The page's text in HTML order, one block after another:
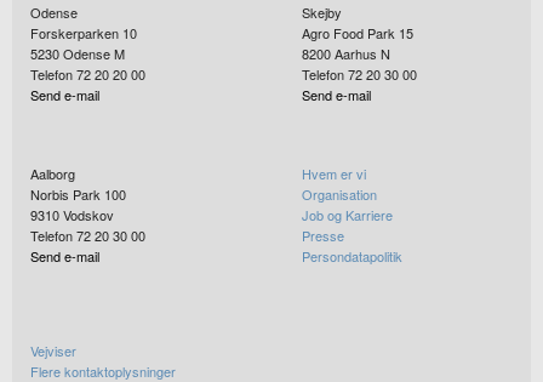
Odense
Forskerparken 10
5230Odense M
Telefon 72 20 20 00
Send e-mail
Skejby
Agro Food Park 15
8200Aarhus N
Telefon 72 20 30 00
Send e-mail
Aalborg
Norbis Park 100
9310Vodskov
Telefon 72 20 30 00
Send e-mail
Hvem er vi
Organisation
Job og Karriere
Presse
Persondatapolitik
Vejviser
Flere kontaktoplysninger